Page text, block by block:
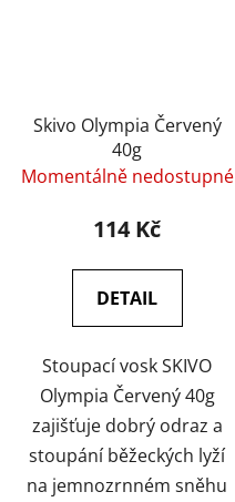
Skivo Olympia Červený
40g
Momentálně nedostupné
114 Kč
DETAIL
Stoupací vosk SKIVO
Olympia Červený 40g
zajišťuje dobrý odraz a
stoupání běžeckých lyží
na jemnozrnném sněhu